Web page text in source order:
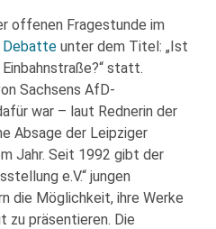
offenen Fragestunde im
Debatte unter dem Titel: „Ist
statt.
Sachsens AfD-
war – laut Rednerin der
Absage der Leipziger
Jahr. Seit 1992 gibt der
e.V.“ jungen
die Möglichkeit, ihre Werke
präsentieren. Die